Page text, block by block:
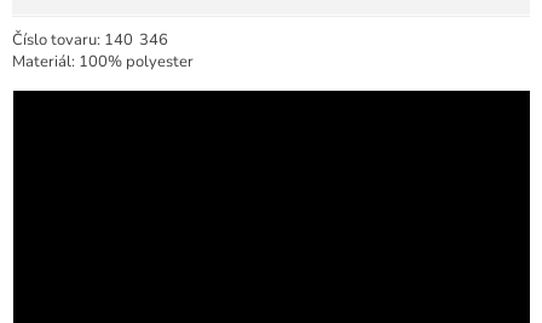
Číslo tovaru: 140 346
Materiál: 100% polyester